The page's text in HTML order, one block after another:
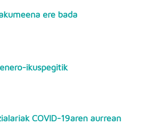
ere bada
ikuspegitik
COVID-19aren aurrean